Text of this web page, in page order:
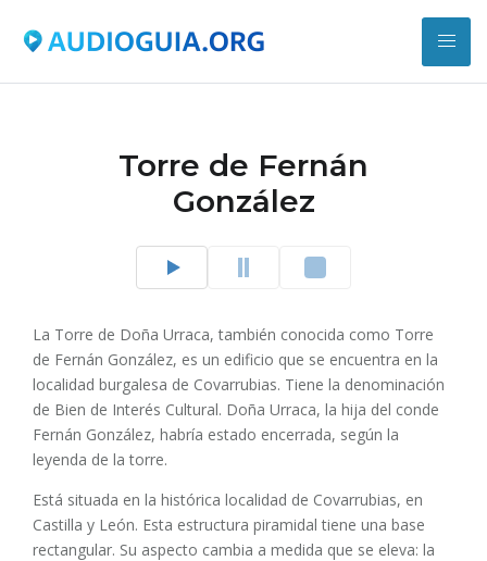
Torre de Fernán
González
La Torre de Doña Urraca, también conocida como Torre
de Fernán González, es un edificio que se encuentra en la
localidad burgalesa de Covarrubias. Tiene la denominación
de Bien de Interés Cultural. Doña Urraca, la hija del conde
Fernán González, habría estado encerrada, según la
leyenda de la torre.
Está situada en la histórica localidad de Covarrubias, en
Castilla y León. Esta estructura piramidal tiene una base
rectangular. Su aspecto cambia a medida que se eleva: la